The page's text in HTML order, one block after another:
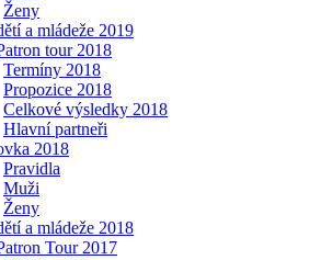
Ženy
a mládeže 2019
tour 2018
Termíny 2018
Propozice 2018
Celkové výsledky 2018
Hlavní partneři
2018
Pravidla
Muži
Ženy
a mládeže 2018
Tour 2017